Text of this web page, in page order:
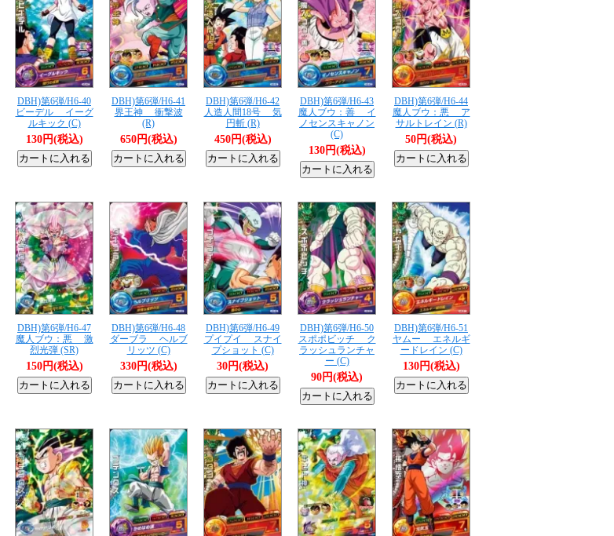
DBH)第6弾/H6-40
ビーデル イーグ
ルキック (C)
130円(税込)
DBH)第6弾/H6-41
界王神 衝撃波
(R)
650円(税込)
DBH)第6弾/H6-42
人造人間18号 気
円斬 (R)
450円(税込)
DBH)第6弾/H6-43
魔人ブウ：善 イ
ノセンスキャノン
(C)
130円(税込)
DBH)第6弾/H6-44
魔人ブウ：悪 ア
サルトレイン (R)
50円(税込)
DBH)第6弾/H6-47
魔人ブウ：悪 激
烈光弾 (SR)
150円(税込)
DBH)第6弾/H6-48
ダーブラ ヘルブ
リッツ (C)
330円(税込)
DBH)第6弾/H6-49
プイプイ スナイ
プショット (C)
30円(税込)
DBH)第6弾/H6-50
スポポビッチ ク
ラッシュランチャ
ー (C)
90円(税込)
DBH)第6弾/H6-51
ヤムー エネルギ
ードレイン (C)
130円(税込)